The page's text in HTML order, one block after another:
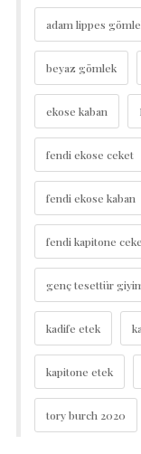
adam lippes
beyaz gömlek
ekose kaban
fendi ekose ceket
fendi ekose kaban
fendi kapitone
genç tesettür
kadife etek
kapitone etek
tory burch 2020